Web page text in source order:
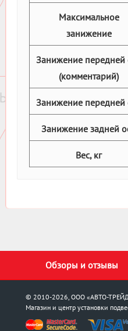
Максимальное
занижение
Занижение передней
(комментарий)
Занижение передней
Занижение задней
Вес, кг
Обзоры и отзывы
© 2010-2026, ООО «АВТО-
Магазин и центр установки